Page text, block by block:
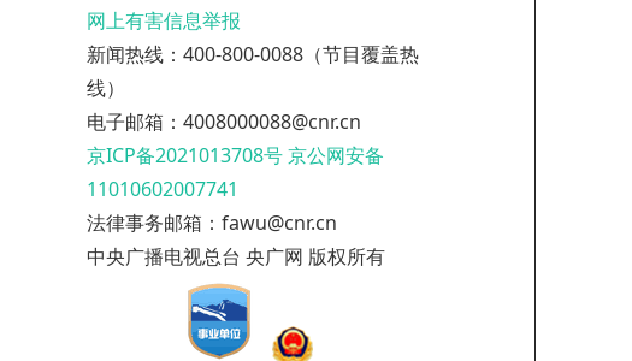
网上有害信息举报
新闻热线：400-800-0088（节目覆盖热
线）
电子邮箱：4008000088@cnr.cn
京ICP备2021013708号京公网安备
11010602007741
法律事务邮箱：fawu@cnr.cn
中央广播电视总台 央广网 版权所有